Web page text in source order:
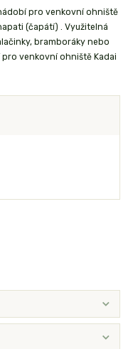
pro venkovní ohniště
(čapátí) . Využitelná
bramboráky nebo
venkovní ohniště Kadai